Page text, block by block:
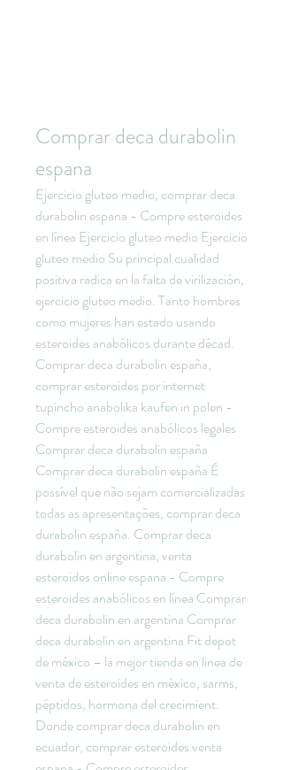
Comprar deca durabolin
espana
Ejercicio gluteo medio, comprar deca
durabolin espana - Compre esteroides
en línea Ejercicio gluteo medio Ejercicio
gluteo medio Su principal cualidad
positiva radica en la falta de virilización,
ejercicio gluteo medio. Tanto hombres
como mujeres han estado usando
esteroides anabólicos durante décad.
Comprar deca durabolin españa,
comprar esteroides por internet
tupincho anabolika kaufen in polen -
Compre esteroides anabólicos legales
Comprar deca durabolin españa
Comprar deca durabolin españa É
possível que não sejam comercializadas
todas as apresentações, comprar deca
durabolin españa. Comprar deca
durabolin en argentina, venta
esteroides online espana - Compre
esteroides anabólicos en línea Comprar
deca durabolin en argentina Comprar
deca durabolin en argentina Fit depot
de méxico – la mejor tienda en linea de
venta de esteroides en méxico, sarms,
péptidos, hormona del crecimient.
Donde comprar deca durabolin en
ecuador, comprar esteroides venta